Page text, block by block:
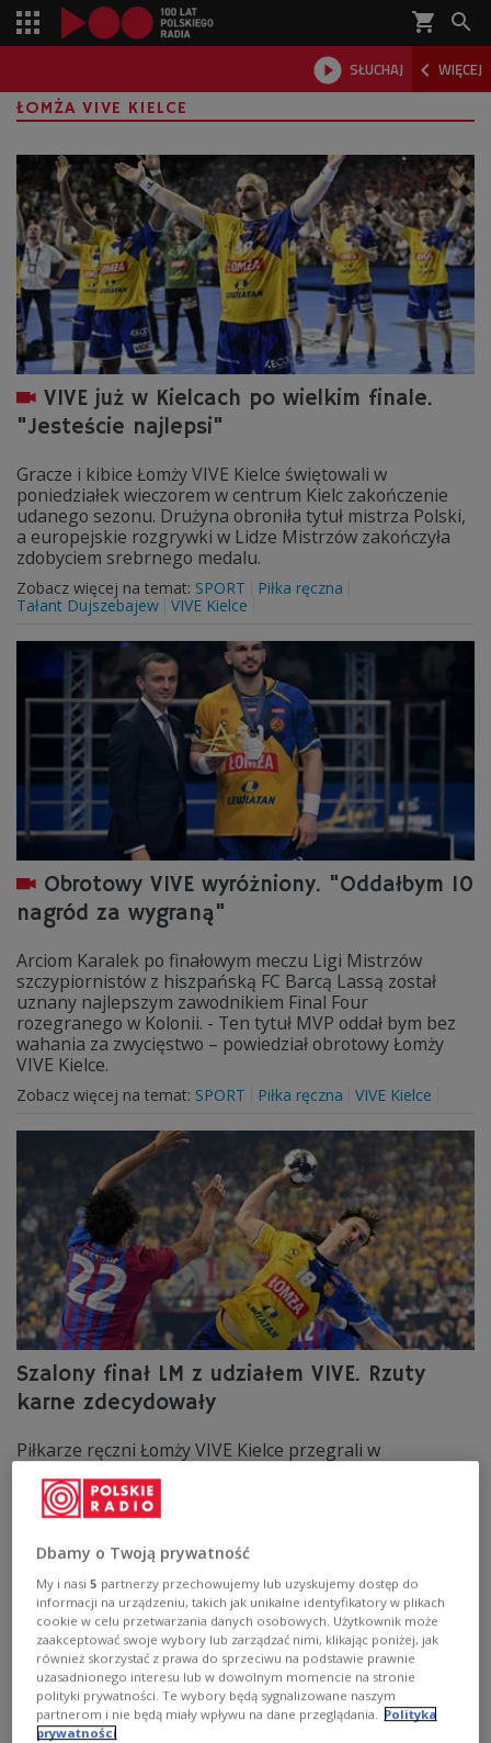
shopping_cart 
 SŁUCHAJ  WIĘCEJ

ŁOMŻA VIVE KIELCE
VIVE już w Kielcach po wielkim finale.
"Jesteście najlepsi"
Gracze i kibice Łomży VIVE Kielce świętowali w
poniedziałek wieczorem w centrum Kielc zakończenie
udanego sezonu. Drużyna obroniła tytuł mistrza Polski,
a europejskie rozgrywki w Lidze Mistrzów zakończyła
zdobyciem srebrnego medalu.
Zobacz więcej na temat: SPORT
Piłka ręczna
Tałant Dujszebajew VIVE Kielce
Obrotowy VIVE wyróżniony. "Oddałbym 10
nagród za wygraną"
Arciom Karalek po finałowym meczu Ligi Mistrzów
szczypiornistów z hiszpańską FC Barcą Lassą został
uznany najlepszym zawodnikiem Final Four
rozegranego w Kolonii. - Ten tytuł MVP oddał bym bez
wahania za zwycięstwo – powiedział obrotowy Łomży
VIVE Kielce.
Zobacz więcej na temat: SPORT Piłka ręczna VIVE Kielce
Szalony finał LM z udziałem VIVE. Rzuty
karne zdecydowały
Piłkarze ręczni Łomży VIVE Kielce przegrali w
Barceloną 35:37 po serii rzutów karnych. Decydujące
było pudło Alexa Dujshebaeva.
Zobacz więcej na temat: SPORT
Tałant Dujszebajew
Arkadiusz Moryto
Dbamy o Twoją prywatność
My i nasi5 partnerzy przechowujemy lub uzyskujemy dostęp do
informacji na urządzeniu, takich jak unikalne identyfikatory w plikach
cookie w celu przetwarzania danych osobowych. Użytkownik może
zaakceptować swoje wybory lub zarządzać nimi, klikając poniżej, jak
również skorzystać z prawa do sprzeciwu na podstawie prawnie
uzasadnionego interesu lub w dowolnym momencie na stronie
polityki prywatności. Te wybory będą sygnalizowane naszym
partnerom i nie będą miały wpływu na dane przeglądania. Polityka
prywatności